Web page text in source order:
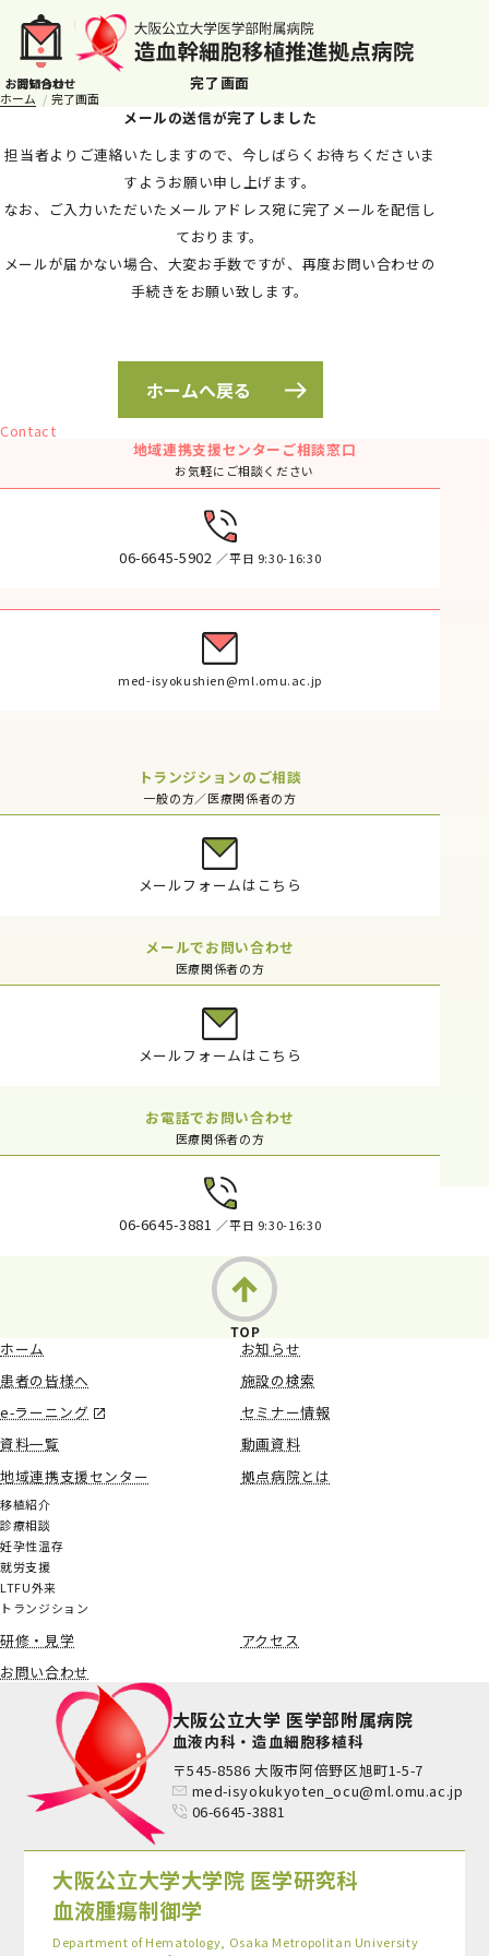
完了画面
ホーム 完了画面
メールの送信が完了しました
担当者よりご連絡いたしますので、今しばらくお待ちくださいま
すようお願い申し上げます。
なお、ご入力いただいたメールアドレス宛に完了メールを配信し
ております。
メールが届かない場合、大変お手数ですが、再度お問い合わせの
手続きをお願い致します。
ホームへ戻る
Contact
地域連携支援センターご相談窓口
お気軽にご相談ください
06-6645-5902 ／平日 9:30-16:30
med-isyokushien@ml.omu.ac.jp
トランジションのご相談
一般の方／医療関係者の方
メールフォームはこちら
メールでお問い合わせ
医療関係者の方
メールフォームはこちら
お電話でお問い合わせ
医療関係者の方
06-6645-3881 ／平日 9:30-16:30
ホーム
お知らせ
患者の皆様へ
施設の検索
e-ラーニング
セミナー情報
資料一覧
動画資料
地域連携支援センター
移植紹介
診療相談
妊孕性温存
就労支援
LTFU外来
トランジション
拠点病院とは
研修・見学
アクセス
お問い合わせ
大阪公立大学 医学部附属病院
血液内科・造血細胞移植科
〒545-8586 大阪市阿倍野区旭町1-5-7
med-isyokukyoten_ocu@ml.omu.ac.jp
06-6645-3881
大阪公立大学大学院 医学研究科
血液腫瘍制御学
Department of Hematology, Osaka Metropolitan University